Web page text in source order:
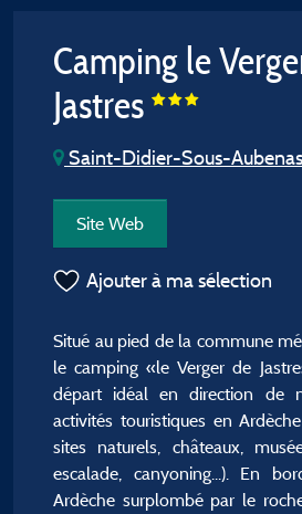
Camping le
Jastres
Saint-Didier-Sous-Aubenas
Site Web
Ajouter à ma sélection
Situé au pied de la commune
le camping «le Verger de
départ idéal en direction de
activités touristiques en
sites naturels, châteaux,
escalade, canyoning...). En
Ardèche surplombé par le